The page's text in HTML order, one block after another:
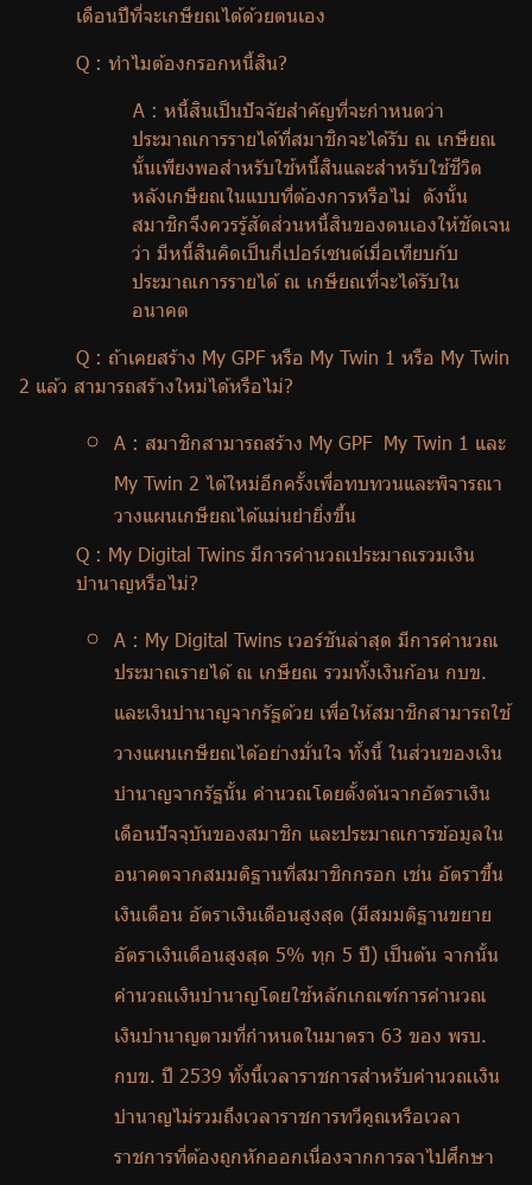
เดือนปีที่จะเกษียณได้ด้วยตนเอง
Q : ทำไมต้องกรอกหนี้สิน?
A : หนี้สินเป็นปัจจัยสำคัญที่จะกำหนดว่า
ประมาณการรายได้ที่สมาชิกจะได้รับ ณ เกษียณ
นั้นเพียงพอสำหรับใช้หนี้สินและสำหรับใช้ชีวิต
หลังเกษียณในแบบที่ต้องการหรือไม่ ดังนั้น
สมาชิกจึงควรรู้สัดส่วนหนี้สินของตนเองให้ชัดเจน
ว่า มีหนี้สินคิดเป็นกี่เปอร์เซนต์เมื่อเทียบกับ
ประมาณการรายได้ ณ เกษียณที่จะได้รับใน
อนาคต
Q : ถ้าเคยสร้าง My GPF หรือ My Twin 1 หรือ My Twin
2 แล้ว สามารถสร้างใหม่ได้หรือไม่?
A : สมาชิกสามารถสร้าง My GPF My Twin 1 และ
My Twin 2 ได้ใหม่อีกครั้งเพื่อทบทวนและพิจารณา
วางแผนเกษียณได้แม่นยำยิ่งขึ้น
Q : My Digital Twins มีการคำนวณประมาณรวมเงิน
บำนาญหรือไม่?
A : My Digital Twins เวอร์ชันล่าสุด มีการคำนวณ
ประมาณรายได้ ณ เกษียณ รวมทั้งเงินก้อน กบข.
และเงินบำนาญจากรัฐด้วย เพื่อให้สมาชิกสามารถใช้
วางแผนเกษียณได้อย่างมั่นใจ ทั้งนี้ ในส่วนของเงิน
บำนาญจากรัฐนั้น คำนวณโดยตั้งต้นจากอัตราเงิน
เดือนปัจจุบันของสมาชิก และประมาณการข้อมูลใน
อนาคตจากสมมติฐานที่สมาชิกกรอก เช่น อัตราขึ้น
เงินเดือน อัตราเงินเดือนสูงสุด (มีสมมติฐานขยาย
อัตราเงินเดือนสูงสุด 5% ทุก 5 ปี) เป็นต้น จากนั้น
คำนวณเงินบำนาญโดยใช้หลักเกณฑ์การคำนวณ
เงินบำนาญตามที่กำหนดในมาตรา 63 ของ พรบ.
กบข. ปี 2539 ทั้งนี้เวลาราชการสำหรับคำนวณเงิน
บำนาญไม่รวมถึงเวลาราชการทวีคูณหรือเวลา
ราชการที่ต้องถูกหักออกเนื่องจากการลาไปศึกษา